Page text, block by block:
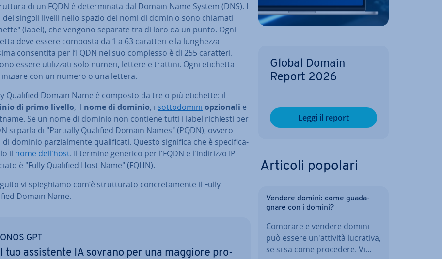
di un FQDN è de­ter­mi­na­ta dal Domain Name System (DNS). I
dei singoli livelli nello spazio dei nomi di dominio sono chiamati
(label), che vengono separate tra di loro da un punto. Ogni
deve essere composta da 1 a 63 caratteri e la lunghezza
con­sen­ti­ta per l’FQDN nel suo complesso è di 255 caratteri.
essere uti­liz­za­ti solo numeri, lettere e trattini. Ogni etichetta
iniziare con un numero o una lettera.
Qualified Domain Name è composto da tre o più etichette: il
di primo livello, il nome di dominio, i sot­to­do­mi­ni opzionali e
Se un nome di dominio non contiene tutti i label richiesti per
si parla di "Partially Qualified Domain Names" (PQDN), ovvero
di dominio par­zial­men­te qua­li­fi­ca­ti. Questo significa che è spe­ci­fi­ca­
il nome dell'host. Il termine generico per l'FQDN e l'in­di­riz­zo IP
è "Fully Qualified Host Name" (FQHN).
vi spie­ghia­mo com’è strut­tu­ra­to con­cre­ta­men­te il Fully
Domain Name.
GPT
tuo as­si­sten­te IA sovrano per una maggiore pro­
Global Domain
Report 2026
Leggi il report
Articoli popolari
Vendere domini: come gua­da­
gna­re con i domini?
Comprare e vendere domini
può essere un'at­ti­vi­tà lucrativa,
se si sa come procedere. Vi…